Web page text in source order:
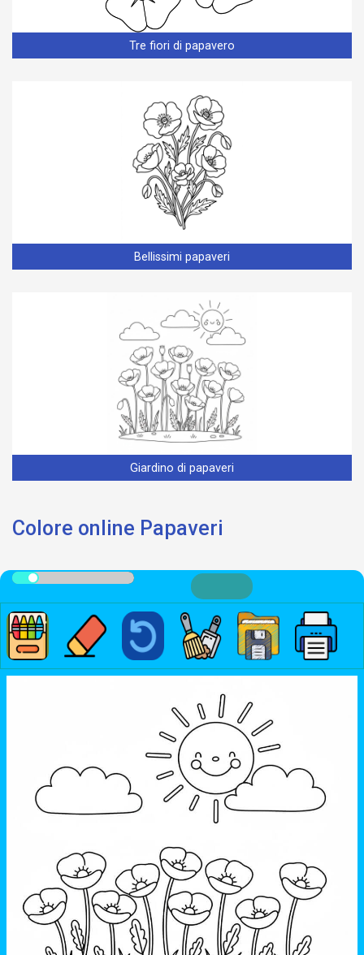
Tre fiori di papavero
Bellissimi papaveri
Giardino di papaveri
Colore online Papaveri